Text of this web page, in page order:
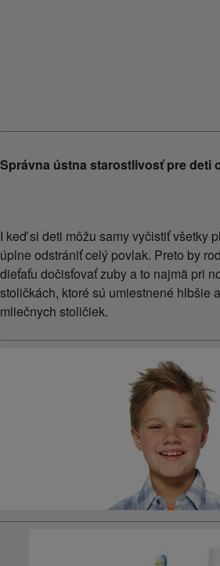
Správna ústna starostlivosť pre deti
I keď si deti môžu samy vyčistiť všetky
úplne odstrániť celý povlak. Preto by
dieťaťu dočisťovať zuby a to najmä pri
stoličkách, ktoré sú umiestnené hlbšie
mliečnych stoličiek.